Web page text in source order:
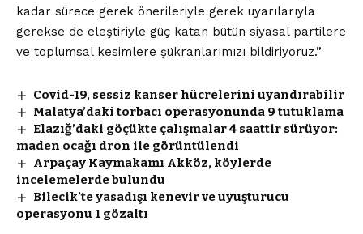
kadar sürece gerek önerileriyle gerek uyarılarıyla
gerekse de eleştiriyle güç katan bütün siyasal partilere
ve toplumsal kesimlere şükranlarımızı bildiriyoruz.”
Covid-19, sessiz kanser hücrelerini uyandırabilir
Malatya’daki torbacı operasyonunda 9 tutuklama
Elazığ’daki göçükte çalışmalar 4 saattir sürüyor:
maden ocağı dron ile görüntülendi
Arpaçay Kaymakamı Akköz, köylerde
incelemelerde bulundu
Bilecik’te yasadışı kenevir ve uyuşturucu
operasyonu 1 gözaltı